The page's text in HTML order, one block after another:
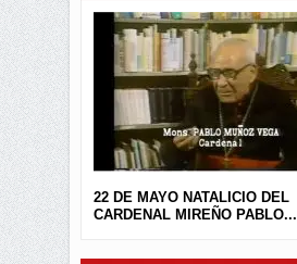
22 DE MAYO NATALICIO DEL
CARDENAL MIREÑO PABLO...